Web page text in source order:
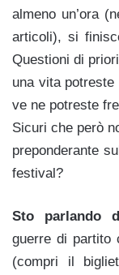
almeno un’ora
articoli), si
Questioni di
una vita
ve ne potreste
Sicuri che però
preponderante
festival?
Sto parlando
guerre di partito
(compri il